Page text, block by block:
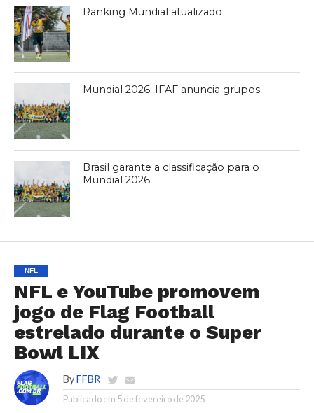
Ranking Mundial atualizado
Mundial 2026: IFAF anuncia grupos
Brasil garante a classificação para o
Mundial 2026
NFL
NFL e YouTube promovem
jogo de Flag Football
estrelado durante o Super
Bowl LIX
By FFBR
Publicado em 5 de fevereiro de 2025